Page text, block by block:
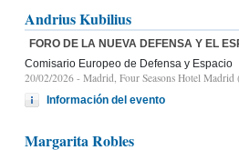
Andrius Kubilius
FORO DE LA NUEVA DEFENSA Y EL
Comisario Europeo de Defensa y Espacio
20/02/2026 - Madrid, Four Seasons Hotel Madrid
Información del evento
Margarita Robles